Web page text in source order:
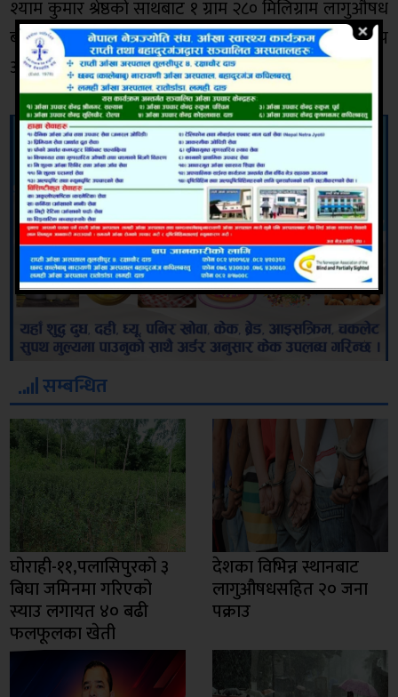
श्याम कुमार श्रेष्ठको साथबाट १ ग्राम २८० मिलिग्राम लागुऔषध
बरामद गरिएको बुढाथापाले बताए । उनीहरुमाथि अहिले थप
अनुसन्धान भइरहेको छ । रातोपाटी
सम्बन्धित
घोराही-११,पलासिपुरको ३
बिघा जमिनमा गरिएको
स्याउ लगायत ४० बढी
फलफूलका खेती
देशका विभिन्न स्थानबाट
लागुऔषधसहित २० जना
पक्राउ